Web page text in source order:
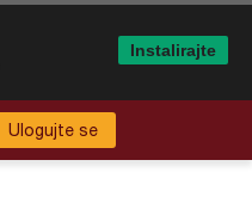
Ulogujte se
Instalirajte